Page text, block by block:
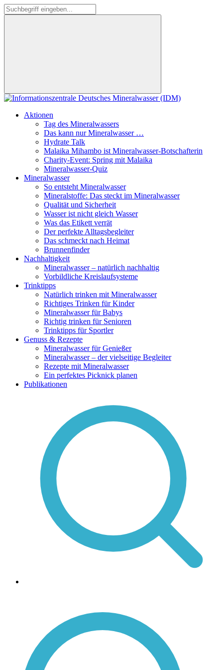
Aktionen
Tag des Mineralwassers
Das kann nur Mineralwasser …
Hydrate Talk
Malaika Mihambo ist Mineralwasser-Botschafterin
Charity-Event: Spring mit Malaika
Mineralwasser-Quiz
Mineralwasser
So entsteht Mineralwasser
Mineralstoffe: Das steckt im Mineralwasser
Qualität und Sicherheit
Wasser ist nicht gleich Wasser
Was das Etikett verrät
Der perfekte Alltagsbegleiter
Das schmeckt nach Heimat
Brunnenfinder
Nachhaltigkeit
Mineralwasser – natürlich nachhaltig
Vorbildliche Kreislaufsysteme
Trinktipps
Natürlich trinken mit Mineralwasser
Richtiges Trinken für Kinder
Mineralwasser für Babys
Richtig trinken für Senioren
Trinktipps für Sportler
Genuss & Rezepte
Mineralwasser für Genießer
Mineralwasser – der vielseitige Begleiter
Rezepte mit Mineralwasser
Ein perfektes Picknick planen
Publikationen